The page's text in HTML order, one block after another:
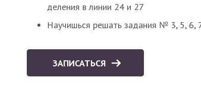
деления в линии 24 и 27
Научишься решать задания № 3, 5, 6,
ЗАПИСАТЬСЯ